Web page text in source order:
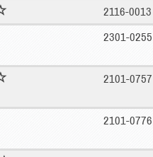
2116-0013
2301-0255
2101-0757
2101-0776